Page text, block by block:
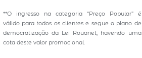
**O ingresso na categoria “Preço Popular” é
válido para todos os clientes e segue o plano de
democratização da Lei Rouanet, havendo uma
cota deste valor promocional.